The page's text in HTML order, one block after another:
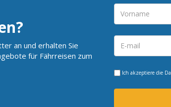
an und erhalten Sie
für Fährreisen zum
Ich akzeptiere die